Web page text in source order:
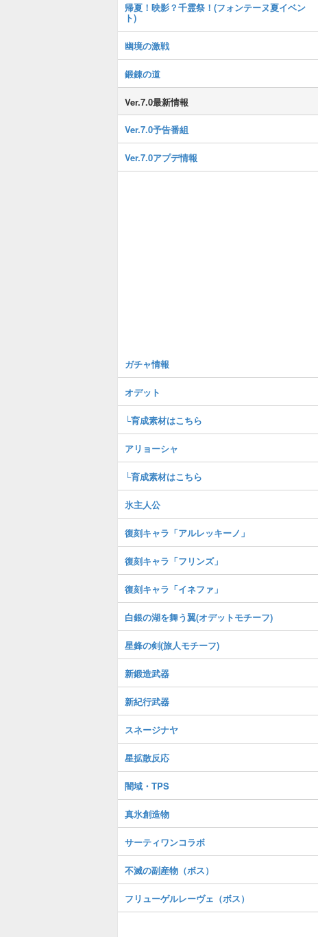
帰夏！映影？千霊祭！(フォンテーヌ夏イベン
ト)
幽境の激戦
鍛錬の道
Ver.7.0最新情報
Ver.7.0予告番組
Ver.7.0アプデ情報
ガチャ情報
オデット
└育成素材はこちら
アリョーシャ
└育成素材はこちら
氷主人公
復刻キャラ「アルレッキーノ」
復刻キャラ「フリンズ」
復刻キャラ「イネファ」
白銀の湖を舞う翼(オデットモチーフ)
星鋒の剣(旅人モチーフ)
新鍛造武器
新紀行武器
スネージナヤ
星拡散反応
闇域・TPS
真氷創造物
サーティワンコラボ
不滅の副産物（ボス）
フリューゲルレーヴェ（ボス）